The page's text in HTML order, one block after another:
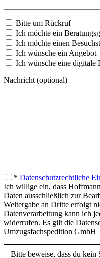
Bitte um Rückruf
Ich möchte ein
Ich möchte einen
Ich wünsche ein Angebot
Ich wünsche eine digitale
Nachricht (optional)
* Datenschutzrechtliche
Ich willige ein, dass
Daten ausschließlich zur
Weitergabe an Dritte erfolgt
Datenverarbeitung kann ich
widerrufen. Es gilt die
Umzugsfachspedition GmbH
Bitte beweise, dass du kein